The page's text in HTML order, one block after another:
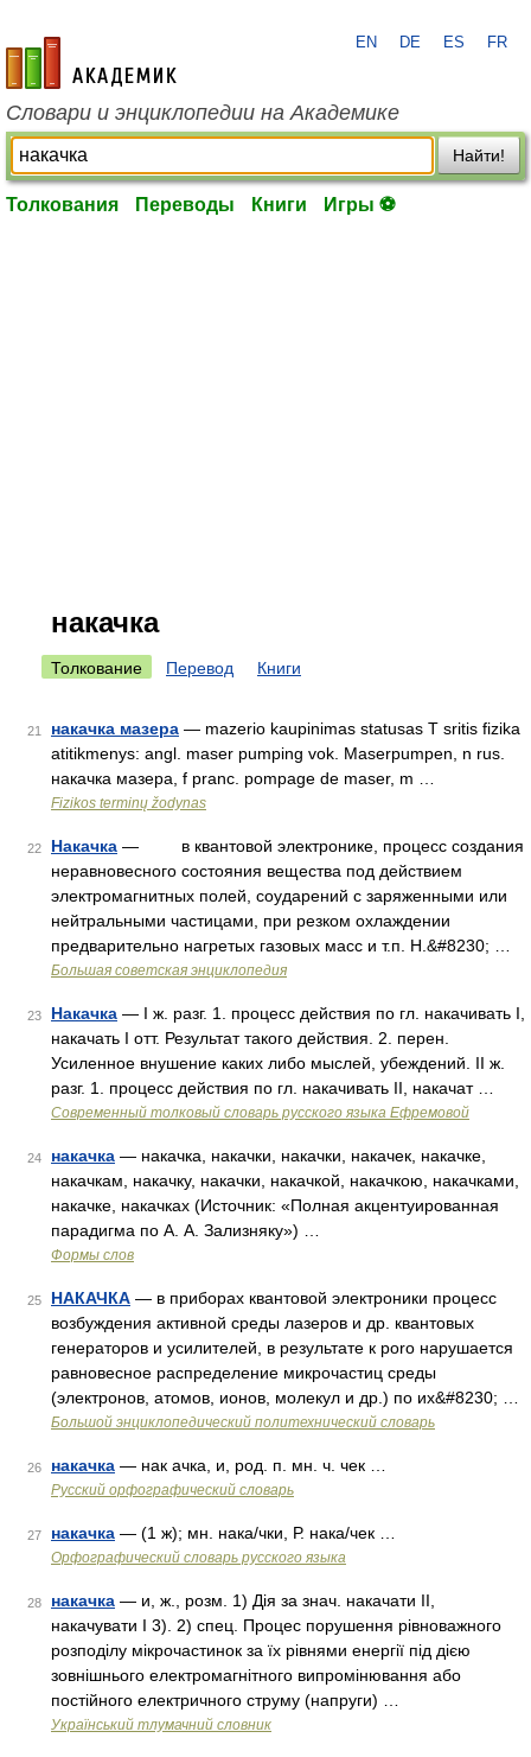
academic.ru
EN DE ES FR
Словари и энциклопедии на Академике
Найти!
Толкования Переводы Книги Игры ⚽
накачка
Толкование Перевод Книги
21 накачка мазера — mazerio kaupinimas statusas T sritis fizika
atitikmenys: angl. maser pumping vok. Maserpumpen, n rus.
накачка мазера, f pranc. pompage de maser, m …
Fizikos terminų žodynas
22 Накачка — в квантовой электронике, процесс создания
неравновесного состояния вещества под действием
электромагнитных полей, соударений с заряженными или
нейтральными частицами, при резком охлаждении
предварительно нагретых газовых масс и т.п. Н.&#8230; …
Большая советская энциклопедия
23 Накачка — I ж. разг. 1. процесс действия по гл. накачивать I,
накачать I отт. Результат такого действия. 2. перен.
Усиленное внушение каких либо мыслей, убеждений. II ж.
разг. 1. процесс действия по гл. накачивать II, накачат …
Современный толковый словарь русского языка Ефремовой
24 накачка — накачка, накачки, накачки, накачек, накачке,
накачкам, накачку, накачки, накачкой, накачкою, накачками,
накачке, накачках (Источник: «Полная акцентуированная
парадигма по А. А. Зализняку») …
Формы слов
25 НАКАЧКА — в приборах квантовой электроники процесс
возбуждения активной среды лазеров и др. квантовых
генераторов и усилителей, в результате к poro нарушается
равновесное распределение микрочастиц среды
(электронов, атомов, ионов, молекул и др.) по их&#8230; …
Большой энциклопедический политехнический словарь
26 накачка — нак ачка, и, род. п. мн. ч. чек …
Русский орфографический словарь
27 накачка — (1 ж); мн. нака/чки, Р. нака/чек …
Орфографический словарь русского языка
28 накачка — и, ж., розм. 1) Дія за знач. накачати II,
накачувати I 3). 2) спец. Процес порушення рівноважного
розподілу мікрочастинок за їх рівнями енергії під дією
зовнішнього електромагнітного випромінювання або
постійного електричного струму (напруги) …
Український тлумачний словник